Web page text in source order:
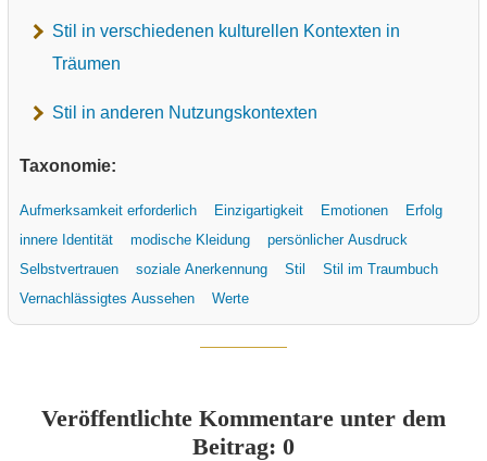
Stil in verschiedenen kulturellen Kontexten in
Träumen
Stil in anderen Nutzungskontexten
Taxonomie:
Aufmerksamkeit erforderlich Einzigartigkeit Emotionen
Erfolg
innere Identität
modische Kleidung
persönlicher Ausdruck
Selbstvertrauen
soziale Anerkennung Stil
Stil im Traumbuch
Vernachlässigtes Aussehen
Werte
Veröffentlichte Kommentare unter dem
Beitrag: 0